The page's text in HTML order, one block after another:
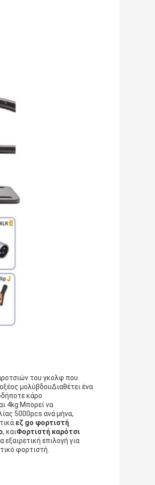
του γκολφ που
μολύβδουΔιαθέτει ένα
κάρο
4kg.Μπορεί να
5000pcs ανά μήνα,
εζ go φορτιστή
, καιΦορτιστή καρότσι
επιλογή για
φορτιστή.